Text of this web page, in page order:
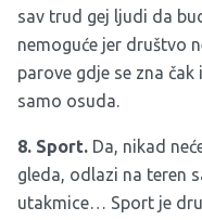
sav trud gej ljudi da
nemoguće jer društvo
parove gdje se zna
samo osuda.
8. Sport. Da, nikad
gleda, odlazi na teren
utakmice… Sport je